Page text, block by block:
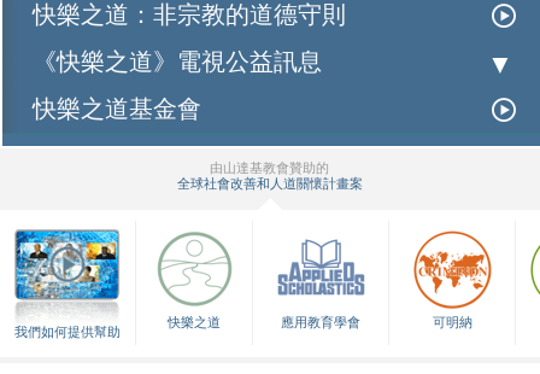
快樂之道：非宗教的道德守則
《快樂之道》電視公益訊息
快樂之道基金會
由山達基教會贊助的
全球社會改善和人道關懷計畫案
我們如何提供幫助
快樂之道 應用教育學會 可明納